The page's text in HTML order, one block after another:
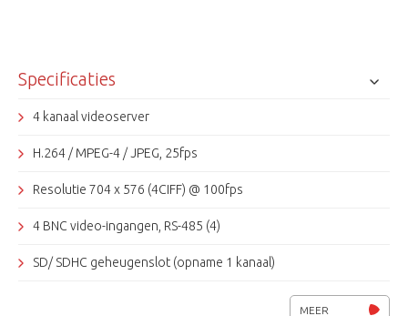
Specificaties
4 kanaal videoserver
H.264 / MPEG-4 / JPEG, 25fps
Resolutie 704 x 576 (4CIFF) @ 100fps
4 BNC video-ingangen, RS-485 (4)
SD/ SDHC geheugenslot (opname 1 kanaal)
MEER